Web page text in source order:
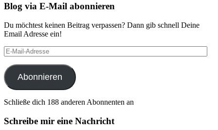
Blog via E-Mail abonnieren
Du möchtest keinen Beitrag verpassen? Dann gib schnell Deine
Email Adresse ein!
E-
Mail-
Adresse
Abonnieren
Schließe dich 188 anderen Abonnenten an
Schreibe mir eine Nachricht